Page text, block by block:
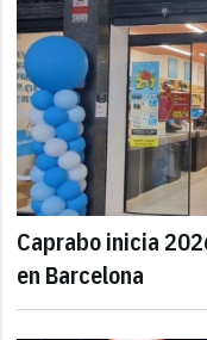
Caprabo inicia
en Barcelona